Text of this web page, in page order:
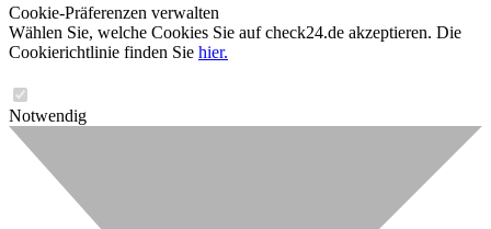
Cookie-Präferenzen verwalten
Wählen Sie, welche Cookies Sie auf check24.de akzeptieren. Die
Cookierichtlinie finden Sie hier.
Notwendig